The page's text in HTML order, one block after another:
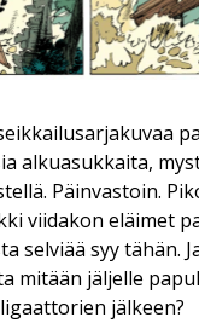
alkuasukkaita,
Päinvastoin.
viidakon eläimet
selviää syy tähän.
mitään jäljelle
jälkeen?